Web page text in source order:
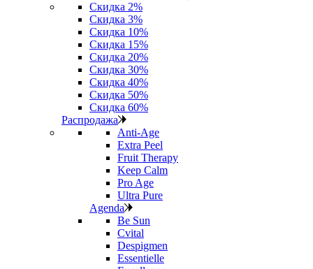
Скидка 2%
Скидка 3%
Скидка 10%
Скидка 15%
Скидка 20%
Скидка 30%
Скидка 40%
Скидка 50%
Скидка 60%
Распродажа
Anti‑Age
Extra Peel
Fruit Therapy
Keep Calm
Pro Age
Ultra Pure
Agenda
Be Sun
Cvital
Despigmen
Essentielle